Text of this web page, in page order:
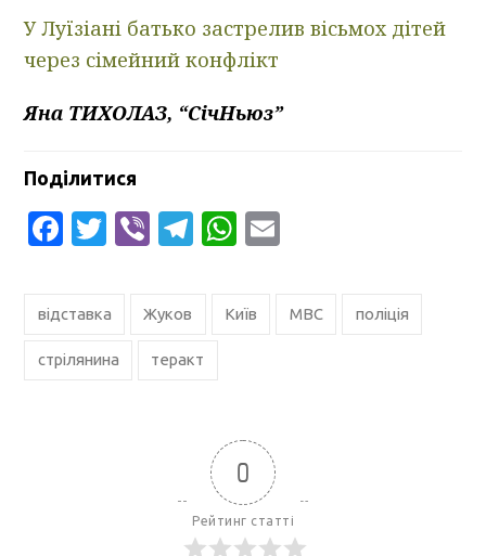
У Луїзіані батько застрелив вісьмох дітей
через сімейний конфлікт
Яна ТИХОЛАЗ, “СічНьюз”
Поділитися
Facebook
Twitter
ViberTelegram
WhatsApp
відставка Жуков Київ МВС поліція
стрілянина теракт
0
Рейтинг статті